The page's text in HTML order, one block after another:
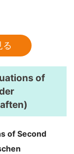
る
of
of Second